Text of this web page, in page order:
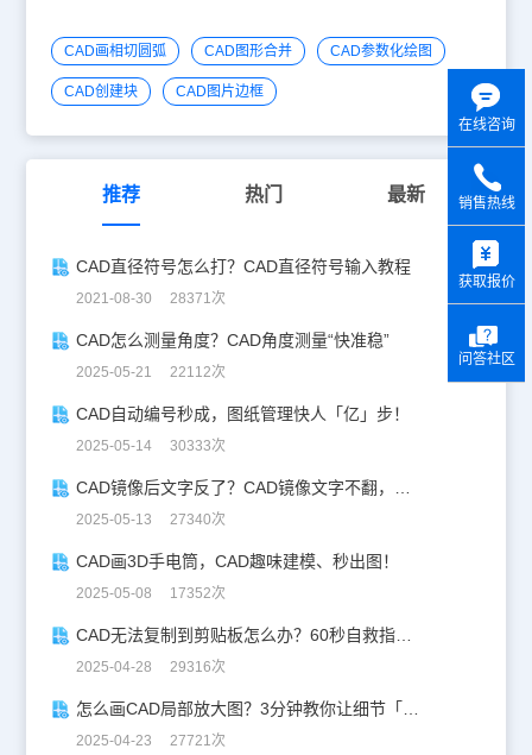
CAD画相切圆弧 CAD图形合并 CAD参数化绘图
CAD创建块 CAD图片边框
推荐 热门 最新
CAD直径符号怎么打？CAD直径符号输入教程
2021-08-30 28371次
CAD怎么测量角度？CAD角度测量“快准稳”
2025-05-21 22112次
CAD自动编号秒成，图纸管理快人「亿」步！
2025-05-14 30333次
2025-05-13 27340次
CAD画3D手电筒，CAD趣味建模、秒出图！
2025-05-08 17352次
CAD无法复制到剪贴板怎么办？60秒自救指南！
2025-04-28 29316次
2025-04-23 27721次
在线咨询
销售热线
获取报价
问答社区